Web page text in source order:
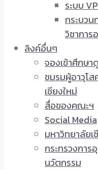
ระบบ
กระบว
วิชาการ
ลิงค์อื่นๆ
จองเข้าศึกษ
ชมรมผู้อาวุโ
เชียงใหม่
สื่อของคณะฯ
Social Media
มหาวิทยาลัยเ
กระทรวงการ
นวัตกรรม